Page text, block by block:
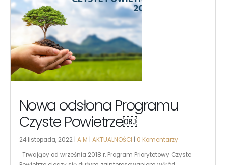
Nowa odsłona Programu
Czyste Powietrze￼
24 listopada, 2022 | A M AKTUALNOŚCI
0 Komentarzy
Trwający od września 2018 r. Program Priorytetowy Czyste